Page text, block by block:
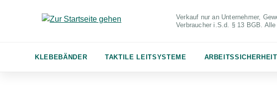
Verkauf nur an Unternehmer,
Verbraucher i.S.d. § 13 BGB.
KLEBEBÄNDER TAKTILE LEITSYSTEME ARBEITSSICHERHEIT